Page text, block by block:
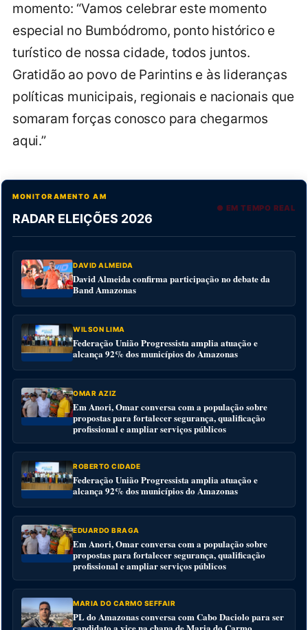
momento: “Vamos celebrar este momento
especial no Bumbódromo, ponto histórico e
turístico de nossa cidade, todos juntos.
Gratidão ao povo de Parintins e às lideranças
políticas municipais, regionais e nacionais que
somaram forças conosco para chegarmos
aqui.”
MONITORAMENTO AM
RADAR ELEIÇÕES 2026
● EM TEMPO REAL
DAVID ALMEIDA
David Almeida confirma participação no debate da
Band Amazonas
WILSON LIMA
Federação União Progressista amplia atuação e
alcança 92% dos municípios do Amazonas
OMAR AZIZ
Em Anori, Omar conversa com a população sobre
propostas para fortalecer segurança, qualificação
profissional e ampliar serviços públicos
ROBERTO CIDADE
Federação União Progressista amplia atuação e
alcança 92% dos municípios do Amazonas
EDUARDO BRAGA
Em Anori, Omar conversa com a população sobre
propostas para fortalecer segurança, qualificação
profissional e ampliar serviços públicos
MARIA DO CARMO SEFFAIR
PL do Amazonas conversa com Cabo Daciolo para ser